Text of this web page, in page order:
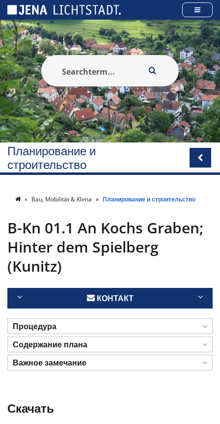
Планирование и
строительство
Bau, Mobilität & Klima Планирование и строительство
B-Kn 01.1 An Kochs Graben;
Hinter dem Spielberg
(Kunitz)
КОНТАКТ
Процедура
Содержание плана
Важное замечание
Скачать
Панель управления cookies